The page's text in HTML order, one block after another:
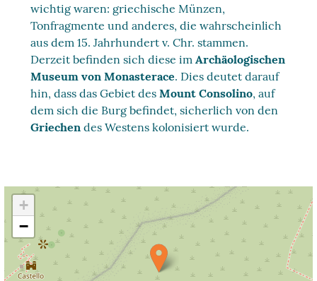
wichtig waren: griechische Münzen,
Tonfragmente und anderes, die wahrscheinlich
aus dem 15. Jahrhundert v. Chr. stammen.
Derzeit befinden sich diese imArchäologischen
Museum von Monasterace. Dies deutet darauf
hin, dass das Gebiet desMount Consolino, auf
dem sich die Burg befindet, sicherlich von den
Griechendes Westens kolonisiert wurde.
+
−